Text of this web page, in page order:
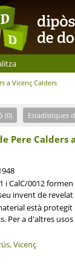
a Vicenç Calders
(0) Estadístiques
Pere Calders
i CalC/0012
invent de
està
Per a d'altres
Vicenç